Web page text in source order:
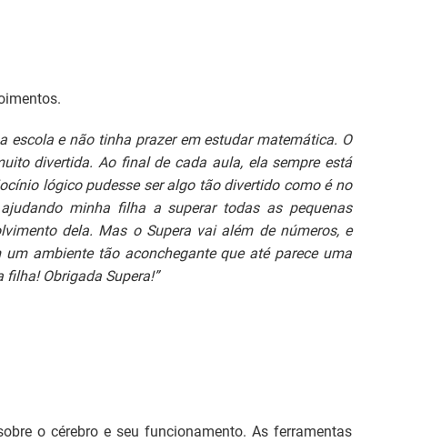
escola e não tinha prazer em estudar matemática. O
divertida. Ao final de cada aula, ela sempre está
lógico pudesse ser algo tão divertido como é no
minha filha a superar todas as pequenas
dela. Mas o Supera vai além de números, e
ambiente tão aconchegante que até parece uma
Obrigada Supera!”
o cérebro e seu funcionamento. As ferramentas